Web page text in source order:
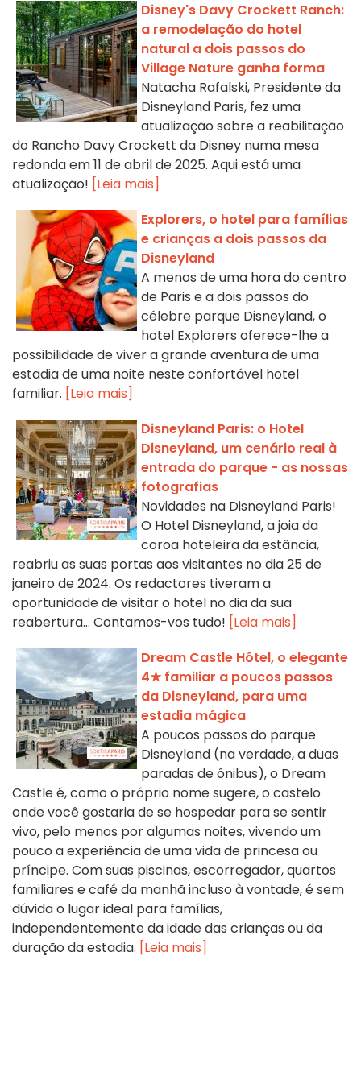
Disney's Davy Crockett Ranch:
a remodelação do hotel
natural a dois passos do
Village Nature ganha forma
Natacha Rafalski, Presidente da
Disneyland Paris, fez uma
atualização sobre a reabilitação
do Rancho Davy Crockett da Disney numa mesa
redonda em 11 de abril de 2025. Aqui está uma
atualização! [Leia mais]
Explorers, o hotel para famílias
e crianças a dois passos da
Disneyland
A menos de uma hora do centro
de Paris e a dois passos do
célebre parque Disneyland, o
hotel Explorers oferece-lhe a
possibilidade de viver a grande aventura de uma
estadia de uma noite neste confortável hotel
familiar. [Leia mais]
Disneyland Paris: o Hotel
Disneyland, um cenário real à
entrada do parque - as nossas
fotografias
Novidades na Disneyland Paris!
O Hotel Disneyland, a joia da
coroa hoteleira da estância,
reabriu as suas portas aos visitantes no dia 25 de
janeiro de 2024. Os redactores tiveram a
oportunidade de visitar o hotel no dia da sua
reabertura... Contamos-vos tudo! [Leia mais]
Dream Castle Hôtel, o elegante
4★ familiar a poucos passos
da Disneyland, para uma
estadia mágica
A poucos passos do parque
Disneyland (na verdade, a duas
paradas de ônibus), o Dream
Castle é, como o próprio nome sugere, o castelo
onde você gostaria de se hospedar para se sentir
vivo, pelo menos por algumas noites, vivendo um
pouco a experiência de uma vida de princesa ou
príncipe. Com suas piscinas, escorregador, quartos
familiares e café da manhã incluso à vontade, é sem
dúvida o lugar ideal para famílias,
independentemente da idade das crianças ou da
duração da estadia. [Leia mais]